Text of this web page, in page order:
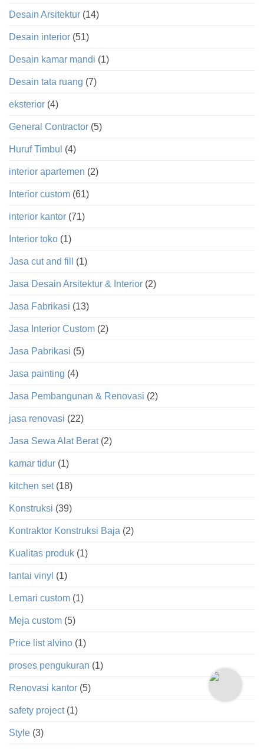
Desain Arsitektur (14)
Desain interior (51)
Desain kamar mandi (1)
Desain tata ruang (7)
eksterior (4)
General Contractor (5)
Huruf Timbul (4)
interior apartemen (2)
Interior custom (61)
interior kantor (71)
Interior toko (1)
Jasa cut and fill (1)
Jasa Desain Arsitektur & Interior (2)
Jasa Fabrikasi (13)
Jasa Interior Custom (2)
Jasa Pabrikasi (5)
Jasa painting (4)
Jasa Pembangunan & Renovasi (2)
jasa renovasi (22)
Jasa Sewa Alat Berat(2)
kamar tidur (1)
kitchen set(18)
Konstruksi (39)
Kontraktor Konstruksi Baja (2)
Kualitas produk (1)
lantai vinyl (1)
Lemari custom (1)
Meja custom (5)
Price list alvino (1)
proses pengukuran (1)
Renovasi kantor (5)
safety project(1)
Style (3)